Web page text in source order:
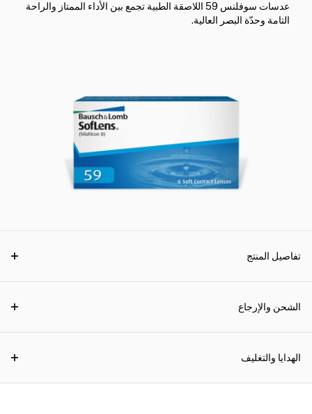
عدسات سوفلنس 59 اللاصقة الطبية تجمع بين الأداء الممتاز والراحة
التامة وحدّة البصر العالية.
تفاصيل المنتج
الشحن والإرجاع
الهدايا والتغليف